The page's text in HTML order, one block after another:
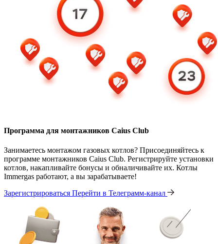
Программа для монтажников Caius Club
Занимаетесь монтажом газовых котлов? Присоединяйтесь к
программе монтажников Caius Club. Регистрируйте установки
котлов, накапливайте бонусы и обналичивайте их. Котлы
Immergas работают, а вы зарабатываете!
Зарегистрироваться Перейти в Телеграмм-канал